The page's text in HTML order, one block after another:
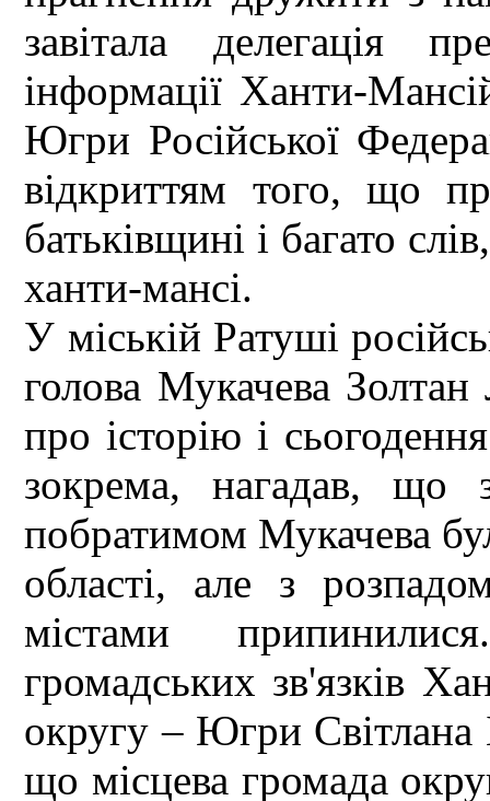
завітала делегація
інформації Ханти-
Югри Російської
відкриттям того, що
батьківщині і багато
ханти-мансі.
У міській Ратуші
голова Мукачева
про історію і
зокрема, нагадав, що
побратимом Мукачева
області, але з
містами
громадських зв'язків
округу – Югри Світлана
що місцева громада